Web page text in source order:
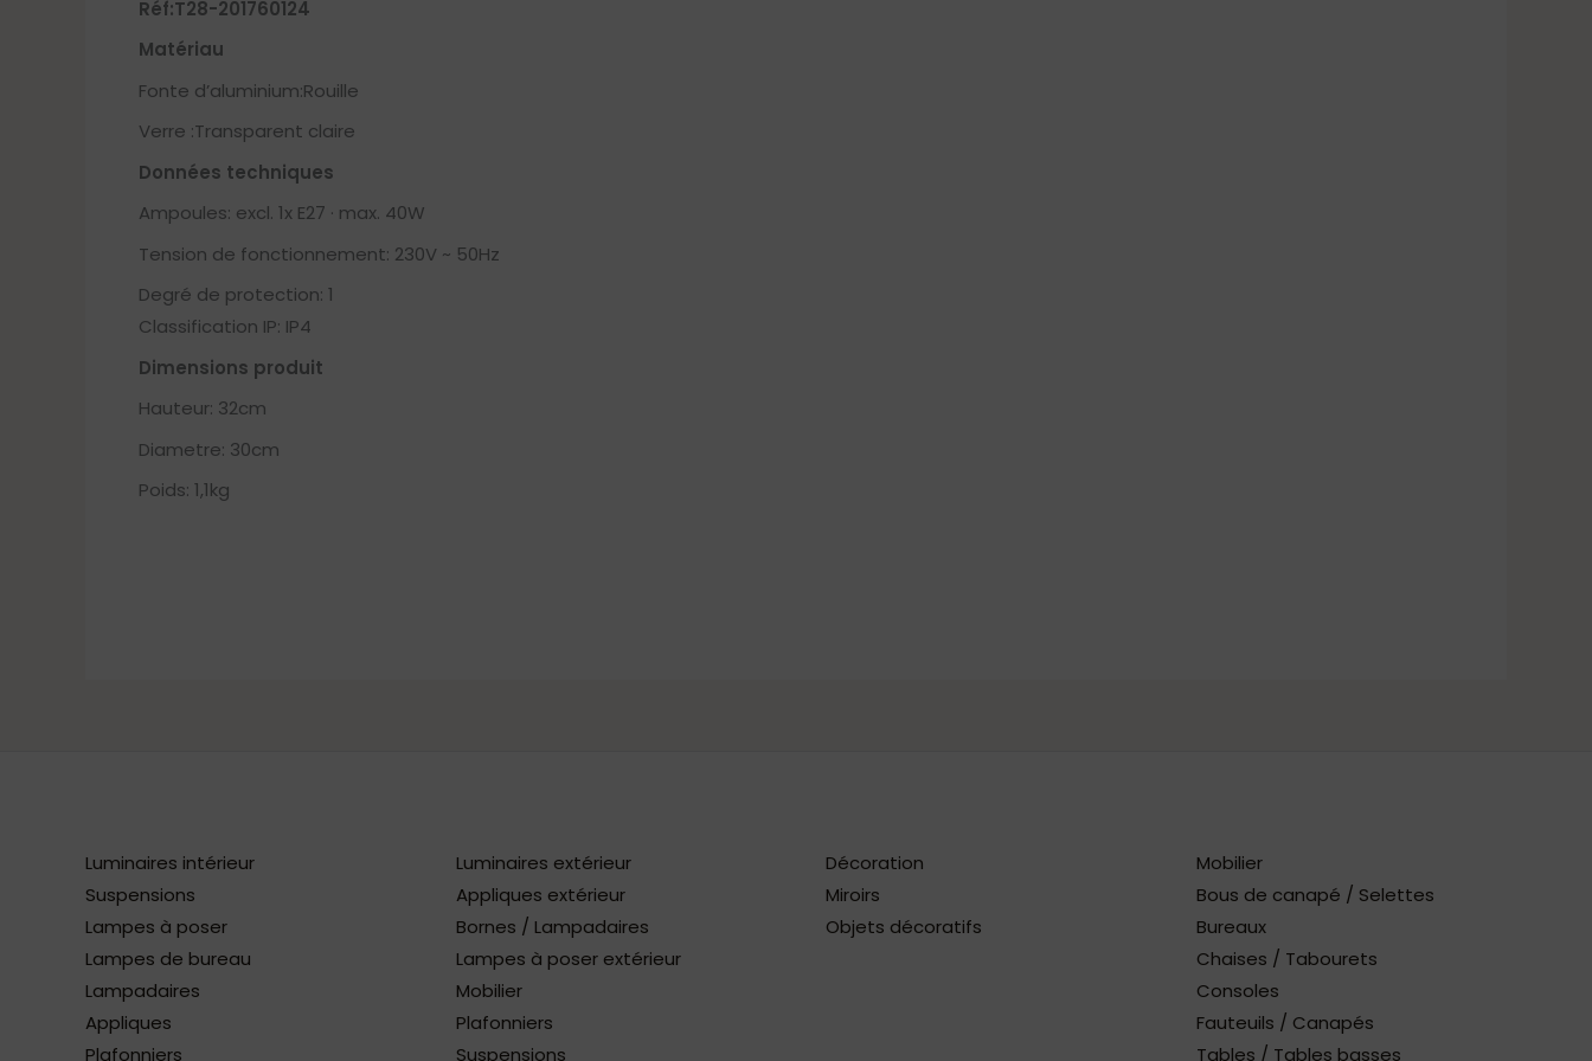
Réf:T28-201760124
Matériau
Fonte d’aluminium:Rouille
Verre :Transparent claire
Données techniques
Ampoules: excl. 1x E27 · max. 40W
Tension de fonctionnement: 230V ~ 50Hz
Degré de protection: 1
Classification IP: IP4
Dimensions produit
Hauteur: 32cm
Diametre: 30cm
Poids: 1,1kg
Luminaires intérieur
Suspensions
Lampes à poser
Lampes de bureau
Lampadaires
Appliques
Plafonniers
Luminaires extérieur
Appliques extérieur
Bornes / Lampadaires
Lampes à poser extérieur
Mobilier
Plafonniers
Suspensions
Décoration
Miroirs
Objets décoratifs
Mobilier
Bous de canapé / Selettes
Bureaux
Chaises / Tabourets
Consoles
Fauteuils / Canapés
Tables / Tables basses